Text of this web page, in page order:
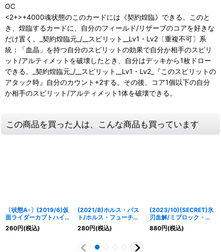
OC
<2+>+4000魂状態のこのカードには《契約煌臨》できる。このと
き、煌臨するカードに、自分のフィールド/リザーブのコアを好きな
だけ置く。_契約煌臨元_/__スピリット__Lv1・Lv2〔重複不可〕系
統：「血晶」を持つ自分のスピリットの効果で自分か相手のスピリ
ット/アルティメットを破壊したとき、自分はデッキから1枚ドロー
できる。_契約煌臨元_/__スピリット__Lv1・Lv2_『このスピリットの
アタック時』自分のカウント+2する。その後、コア1個以下の自分
か相手のスピリット/アルティメット1体を破壊できる。
この商品を買った人は、こんな商品も買っています
〔状態A-〕(2019/6)仮
面ライダーカブトハイパ
ーフォーム【X】
{CB09-X01}《赤》
260円(税込)
(2021/8)ホルス・パス
ト/ホルス・フューチャ
ー【CP】{BS57-
TCP07a/BS57-
280円(税込)
(2023/10)(SECRET)氷
刃血解/ミブロック・バ
ラガン・オリジン
(BSC41収録)【転醒X-
880円(税込)